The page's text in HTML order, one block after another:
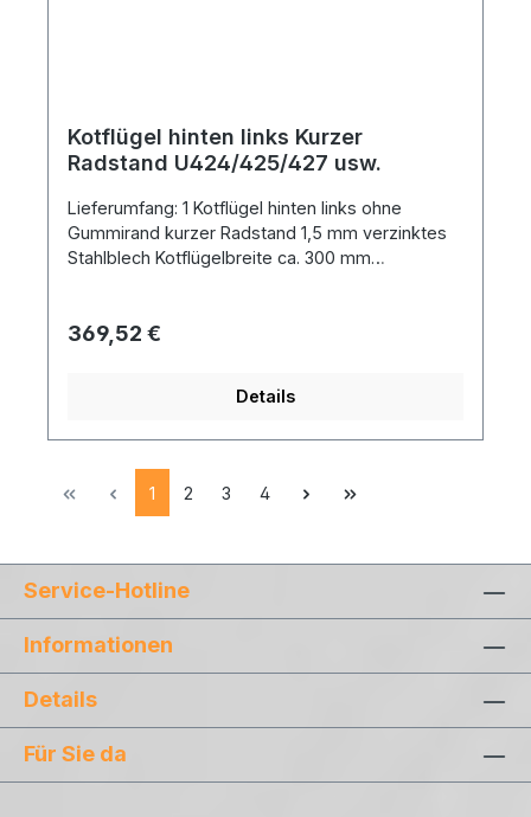
Kotflügel hinten links Kurzer
Radstand U424/425/427 usw.
Lieferumfang: 1 Kotflügel hinten links ohne
Gummirand kurzer Radstand 1,5 mm verzinktes
Stahlblech Kotflügelbreite ca. 300 mm
Regulärer Preis:
369,52 €
Details
Seite
1 Seite
2 Seite
3 Seite
4
Service-Hotline
Informationen
Details
Für Sie da